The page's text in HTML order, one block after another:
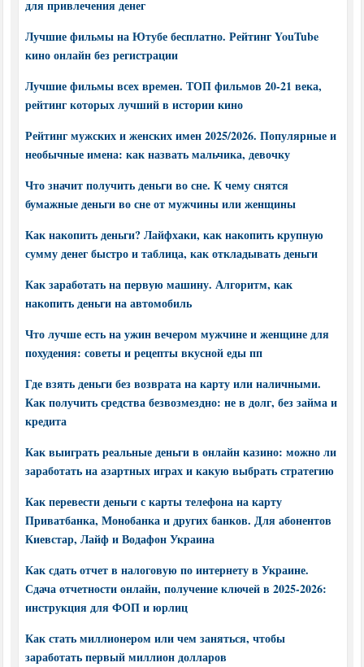
для привлечения денег
Лучшие фильмы на Ютубе бесплатно. Рейтинг YouTube
кино онлайн без регистрации
Лучшие фильмы всех времен. ТОП фильмов 20-21 века,
рейтинг которых лучший в истории кино
Рейтинг мужских и женских имен 2025/2026. Популярные и
необычные имена: как назвать мальчика, девочку
Что значит получить деньги во сне. К чему снятся
бумажные деньги во сне от мужчины или женщины
Как накопить деньги? Лайфхаки, как накопить крупную
сумму денег быстро и таблица, как откладывать деньги
Как заработать на первую машину. Алгоритм, как
накопить деньги на автомобиль
Что лучше есть на ужин вечером мужчине и женщине для
похудения: советы и рецепты вкусной еды пп
Где взять деньги без возврата на карту или наличными.
Как получить средства безвозмездно: не в долг, без займа и
кредита
Как выиграть реальные деньги в онлайн казино: можно ли
заработать на азартных играх и какую выбрать стратегию
Как перевести деньги с карты телефона на карту
Приватбанка, Монобанка и других банков. Для абонентов
Киевстар, Лайф и Водафон Украина
Как сдать отчет в налоговую по интернету в Украине.
Сдача отчетности онлайн, получение ключей в 2025-2026:
инструкция для ФОП и юрлиц
Как стать миллионером или чем заняться, чтобы
заработать первый миллион долларов